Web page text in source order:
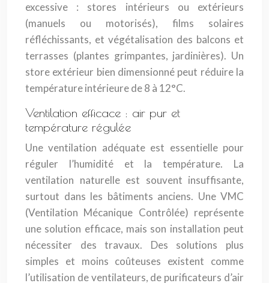
excessive : stores intérieurs ou extérieurs
(manuels ou motorisés), films solaires
réfléchissants, et végétalisation des balcons et
terrasses (plantes grimpantes, jardinières). Un
store extérieur bien dimensionné peut réduire la
température intérieure de 8 à 12°C.
Ventilation efficace : air pur et
température régulée
Une ventilation adéquate est essentielle pour
réguler l’humidité et la température. La
ventilation naturelle est souvent insuffisante,
surtout dans les bâtiments anciens. Une VMC
(Ventilation Mécanique Contrôlée) représente
une solution efficace, mais son installation peut
nécessiter des travaux. Des solutions plus
simples et moins coûteuses existent comme
l’utilisation de ventilateurs, de purificateurs d’air